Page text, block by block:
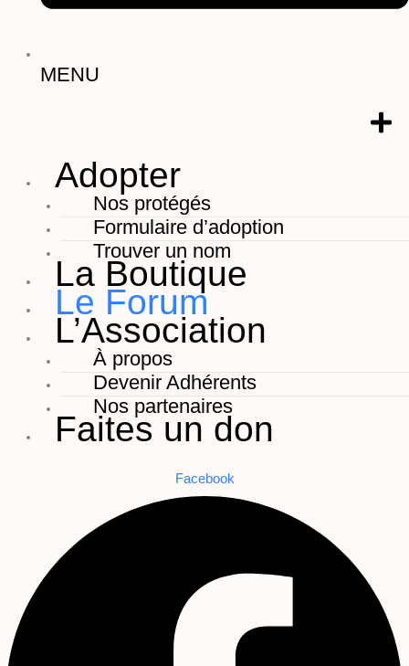
MENU
Adopter
Nos protégés
Formulaire d’adoption
Trouver un nom
La Boutique
Le Forum
L’Association
À propos
Devenir Adhérents
Nos partenaires
Faites un don
Facebook